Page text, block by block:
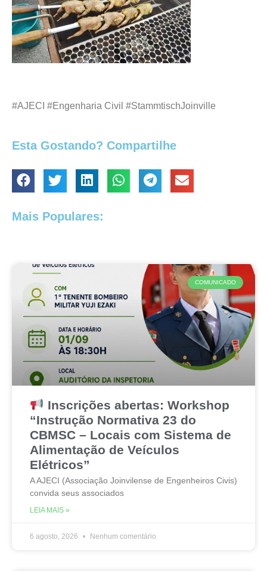
#AJECI #Engenharia Civil #StammtischJoinville
Esta Gostando? Compartilhe
Mais Populares:
COMUNICADO
Inscrições abertas: Workshop
“Instrução Normativa 23 do
CBMSC – Locais com Sistema de
Alimentação de Veículos
Elétricos”
A AJECI (Associação Joinvilense de Engenheiros Civis)
convida seus associados
LEIA MAIS »
6 agosto, 2026 Nenhum comentário